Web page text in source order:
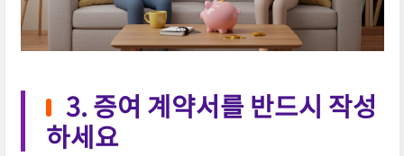
3. 증여 계약서를 반드시 작성
하세요